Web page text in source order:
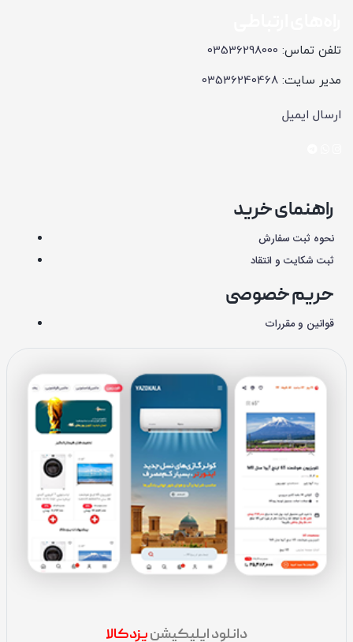
تلفن تماس: 03536298000
مدیر سایت: 03536240468
ارسال ایمیل
راهنمای خرید
نحوه ثبت سفارش
ثبت شکایت و انتقاد
حریم خصوصی
قوانین و مقررات
دانلود اپلیکیشنیزدکالا